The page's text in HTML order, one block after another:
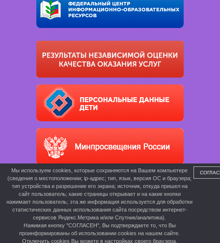
Мы используем cookies, которые сохраняются на Вашем компьютере
(сведения о местоположении; ip-адрес; тип, язык, версия ОС и браузера;
тип устройства и разрешение его экрана; источник, откуда пришел на
сайт пользователь; какие страницы открывает и на какие кнопки
нажимает пользователь; эта же информация используется для обработки
статистических данных использования сайта посредством интернет-
сервисов Яндекс.Метрика и/или Спутник/аналитика).
Нажимая кнопку "СОГЛАСЕН", Вы подтверждаете то, что Вы
проинформированы об использовании cookies на нашем сайте.
Отключить cookies Вы можете в настройках своего браузера.